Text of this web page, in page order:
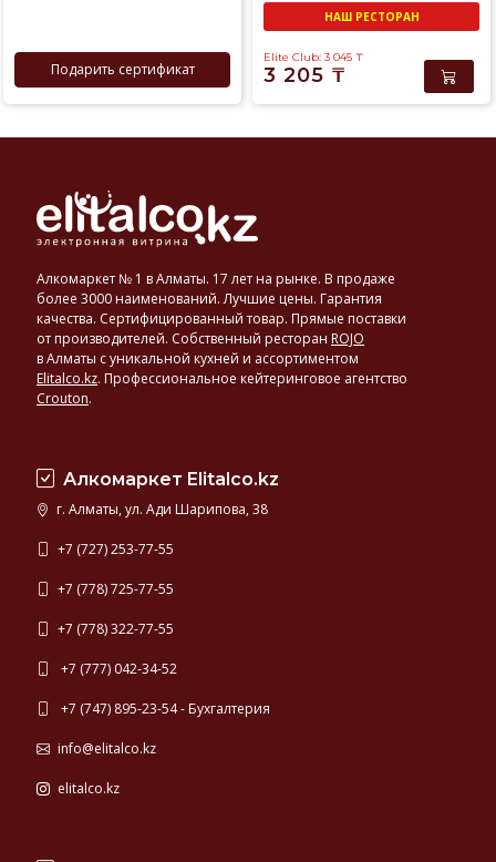
Подарить сертификат
НАШ РЕСТОРАН
Elite Club: 3 045 ₸
3 205 ₸
Алкомаркет № 1 в Алматы. 17 лет на рынке. В продаже
более 3000 наименований. Лучшие цены. Гарантия
качества. Сертифицированный товар. Прямые поставки
от производителей. Собственный ресторан ROJO
в Алматы с уникальной кухней и ассортиментом
Elitalco.kz. Профессиональное кейтеринговое агентство
Crouton.
Алкомаркет Elitalco.kz
г. Алматы, ул. Ади Шарипова, 38
+7 (727) 253-77-55
+7 (778) 725-77-55
+7 (778) 322-77-55
+7 (777) 042-34-52
+7 (747) 895-23-54 - Бухгалтерия
info@elitalco.kz
elitalco.kz